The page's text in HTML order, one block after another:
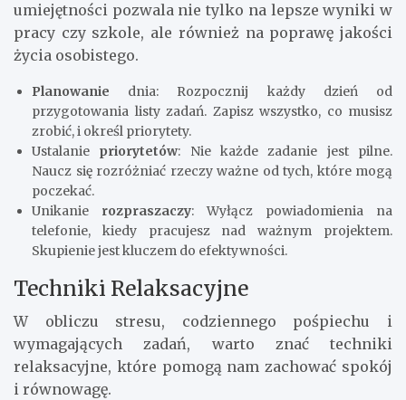
umiejętności pozwala nie tylko na lepsze wyniki w
pracy czy szkole, ale również na poprawę jakości
życia osobistego.
Planowanie dnia: Rozpocznij każdy dzień od
przygotowania listy zadań. Zapisz wszystko, co musisz
zrobić, i określ priorytety.
Ustalanie priorytetów: Nie każde zadanie jest pilne.
Naucz się rozróżniać rzeczy ważne od tych, które mogą
poczekać.
Unikanie rozpraszaczy: Wyłącz powiadomienia na
telefonie, kiedy pracujesz nad ważnym projektem.
Skupienie jest kluczem do efektywności.
Techniki Relaksacyjne
W obliczu stresu, codziennego pośpiechu i
wymagających zadań, warto znać techniki
relaksacyjne, które pomogą nam zachować spokój
i równowagę.